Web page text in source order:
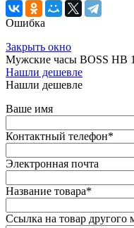
Ошибка
Закрыть окно
Мужские часы BOSS HB
Нашли дешевле
Нашли дешевле
Ваше имя
Контактный телефон*
Электронная почта
Название товара*
Ссылка на товар другого